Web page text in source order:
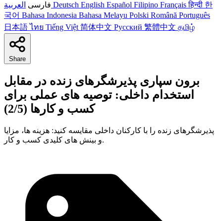
فارسی Deutsch English Español Filipino Françaisहिन्दी 한
국어 Bahasa Indonesia Bahasa Melayu Polski Română Português
日本語ไทย Tiếng Việt 简体中文 Русский 繁體中文 தமிழ்
Share
برون سپاری پذیرشگرهای زنده در مقابل
استخدام داخلی: توصیه های عملی برای
کسب و کارها (2/5)
پذیرشگرهای زنده را با کارکنان داخلی مقایسه کنید: هزینه ها، مزایا
و بینش های کلیدی کسب و کار.